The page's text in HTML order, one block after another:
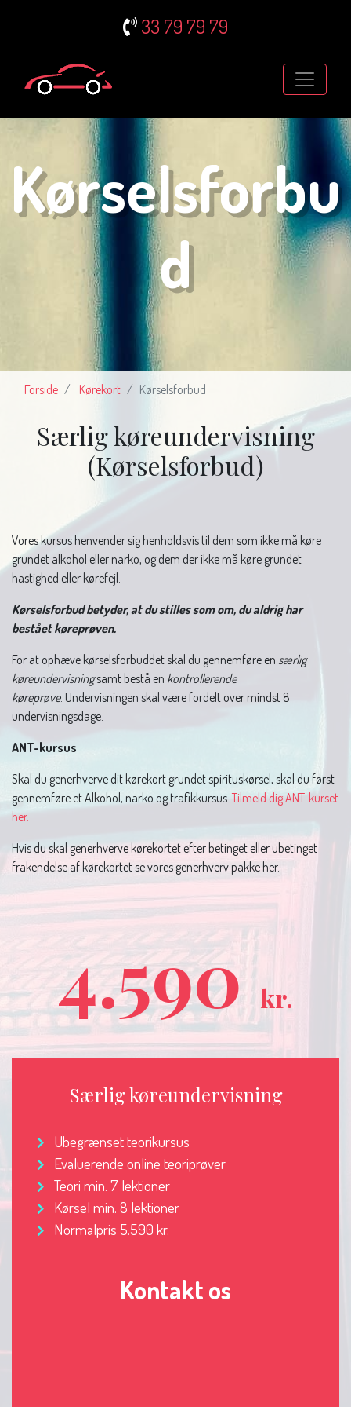
33 79 79 79
Kørselsforbu
d
Forside Kørekort Kørselsforbud
Særlig køreundervisning
(Kørselsforbud)
Vores kursus henvender sig henholdsvis til dem som ikke må køre
grundet alkohol eller narko, og dem der ikke må køre grundet
hastighed eller kørefejl.
Kørselsforbud betyder, at du stilles som om, du aldrig har
bestået køreprøven.
For at ophæve kørselsforbuddet skal du gennemføre en særlig
køreundervisningsamt bestå en kontrollerende
køreprøve. Undervisningen skal være fordelt over mindst 8
undervisningsdage.
ANT-kursus
Skal du generhverve dit kørekort grundet spirituskørsel, skal du først
gennemføre et Alkohol, narko og trafikkursus. Tilmeld dig ANT-kurset
her.
Hvis du skal generhverve kørekortet efter betinget eller ubetinget
frakendelse af kørekortet se vores generhverv pakke her.
4.590 kr.
Særlig køreundervisning
Ubegrænset teorikursus
Evaluerende online teoriprøver
Teori min. 7 lektioner
Kørsel min. 8 lektioner
Normalpris 5.590 kr.
Kontakt os